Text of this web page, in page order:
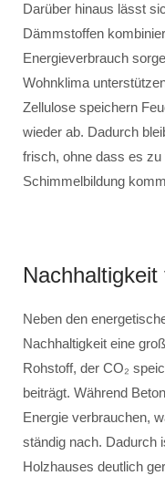
Darüber hinaus lässt
Dämmstoffen
Energieverbrauch
Wohnklima
Zellulose speichern
wieder ab. Dadurch
frisch, ohne dass es
Schimmelbildung
Neben den
Nachhaltigkeit eine
Rohstoff, der CO₂
beiträgt. Während
Energie verbrauchen,
ständig nach. Dadurch
Holzhauses deutlich